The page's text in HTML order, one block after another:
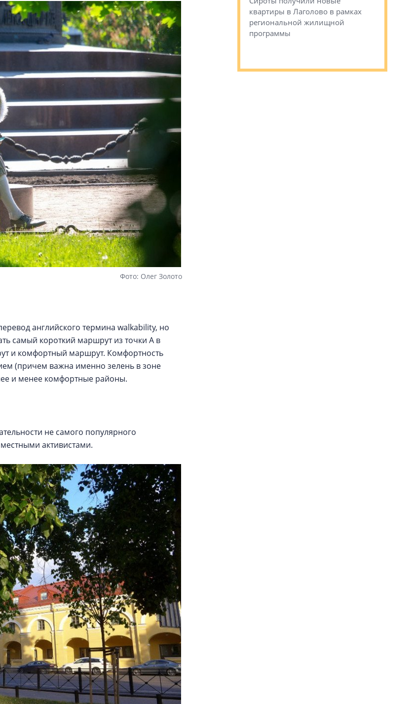
Фото: Олег Золото
английского термина walkability, но
самый короткий маршрут из точки А в
и комфортный маршрут. Комфортность
(причем важна именно зелень в зоне
и менее комфортные районы.
не самого популярного
активистами.
Петербурга появился еще один
центр совмещенного образования
квартиры в Лаголово в рамках
региональной жилищной
программы